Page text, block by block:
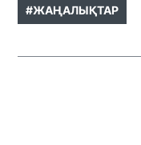
#ЖАҢАЛЫҚТАР